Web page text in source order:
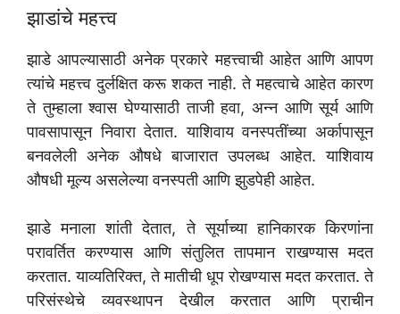
झाडांचे महत्त्व
झाडे आपल्यासाठी अनेक प्रकारे महत्त्वाची आहेत आणि आपण
त्यांचे महत्त्व दुर्लक्षित करू शकत नाही. ते महत्वाचे आहेत कारण
ते तुम्हाला श्वास घेण्यासाठी ताजी हवा, अन्न आणि सूर्य आणि
पावसापासून निवारा देतात. याशिवाय वनस्पतींच्या अर्कापासून
बनवलेली अनेक औषधे बाजारात उपलब्ध आहेत. याशिवाय
औषधी मूल्य असलेल्या वनस्पती आणि झुडपेही आहेत.
झाडे मनाला शांती देतात, ते सूर्याच्या हानिकारक किरणांना
परावर्तित करण्यास आणि संतुलित तापमान राखण्यास मदत
करतात. याव्यतिरिक्त, ते मातीची धूप रोखण्यास मदत करतात. ते
परिसंस्थेचे व्यवस्थापन देखील करतात आणि प्राचीन